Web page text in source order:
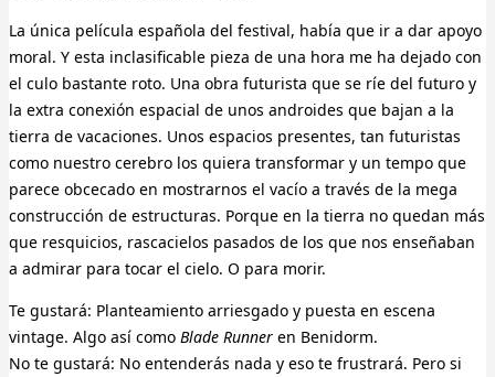
La única película española del festival, había que ir a dar apoyo
moral. Y esta inclasificable pieza de una hora me ha dejado con
el culo bastante roto. Una obra futurista que se ríe del futuro y
la extra conexión espacial de unos androides que bajan a la
tierra de vacaciones. Unos espacios presentes, tan futuristas
como nuestro cerebro los quiera transformar y un tempo que
parece obcecado en mostrarnos el vacío a través de la mega
construcción de estructuras. Porque en la tierra no quedan más
que resquicios, rascacielos pasados de los que nos enseñaban
a admirar para tocar el cielo. O para morir.
Te gustará: Planteamiento arriesgado y puesta en escena
vintage. Algo así como Blade Runner en Benidorm.
No te gustará: No entenderás nada y eso te frustrará. Pero si